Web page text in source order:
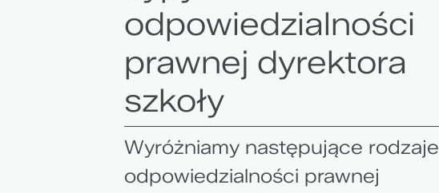
odpowiedzialności
prawnej dyrektora
szkoły
Wyróżniamy następujące rodzaje
odpowiedzialności prawnej